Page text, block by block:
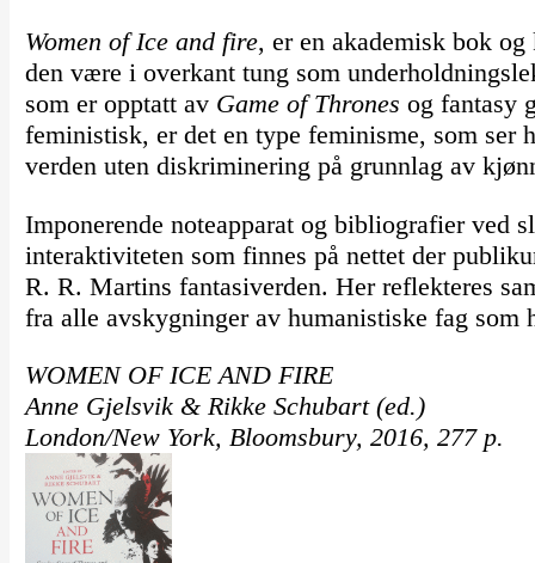
Women of Ice and fire, er en akademisk bok
den være i overkant tung som
som er opptatt av Game of Thrones og fantasy
feministisk, er det en type feminisme, som ser
verden uten diskriminering på grunnlag av
Imponerende noteapparat og bibliografier ved
interaktiviteten som finnes på nettet der
R. R. Martins fantasiverden. Her reflekteres
fra alle avskygninger av humanistiske fag som
WOMEN OF ICE AND FIRE
Anne Gjelsvik & Rikke Schubart (ed.)
London/New York, Bloomsbury, 2016, 277 p.